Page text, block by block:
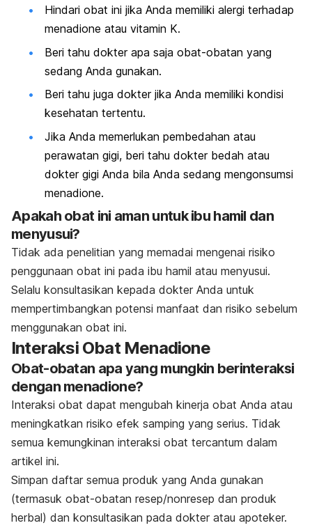
Hindari obat ini jika Anda memiliki alergi terhadap
menadione atau vitamin K.
Beri tahu dokter apa saja obat-obatan yang
sedang Anda gunakan.
Beri tahu juga dokter jika Anda memiliki kondisi
kesehatan tertentu.
Jika Anda memerlukan pembedahan atau
perawatan gigi, beri tahu dokter bedah atau
dokter gigi Anda bila Anda sedang mengonsumsi
menadione.
Apakah obat ini aman untuk ibu hamil dan
menyusui?
Tidak ada penelitian yang memadai mengenai risiko
penggunaan obat ini pada ibu hamil atau menyusui.
Selalu konsultasikan kepada dokter Anda untuk
mempertimbangkan potensi manfaat dan risiko sebelum
menggunakan obat ini.
Interaksi Obat Menadione
Obat-obatan apa yang mungkin berinteraksi
dengan menadione?
Interaksi obat dapat mengubah kinerja obat Anda atau
meningkatkan risiko efek samping yang serius. Tidak
semua kemungkinan interaksi obat tercantum dalam
artikel ini.
Simpan daftar semua produk yang Anda gunakan
(termasuk obat-obatan resep/nonresep dan produk
herbal) dan konsultasikan pada dokter atau apoteker.